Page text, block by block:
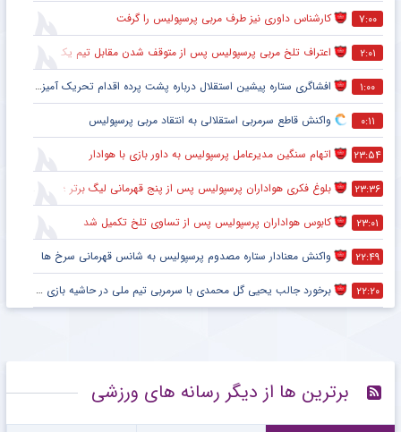
۷:۰۰ کارشناس داوری نیز طرف مربی پرسپولیس را گرفت
۲:۰۱ اعتراف تلخ مربی پرسپولیس پس از متوقف شدن مقابل تیم یک استقلالی
۱:۰۰ افشاگری ستاره پیشین استقلال درباره پشت پرده اقدام تحریک آمیز خود مقابل هواداران پرسپولیس
۰:۱۱ واکنش قاطع سرمربی استقلالی به انتقاد مربی پرسپولیس
۲۳:۵۴ اتهام سنگین مدیرعامل پرسپولیس به داور بازی با هوادار
۲۳:۳۶ بلوغ فکری هواداران پرسپولیس پس از پنج قهرمانی لیگ برتر ؛ اتفاقی تاریخی پس از پایان بازی با هوادار
۲۳:۰۱ کابوس هواداران پرسپولیس پس از تساوی تلخ تکمیل شد
۲۲:۴۹ واکنش معنادار ستاره مصدوم پرسپولیس به شانس قهرمانی سرخ ها
۲۲:۲۰ برخورد جالب یحیی گل محمدی با سرمربی تیم ملی در حاشیه بازی پرسپولیس
برترین ها از دیگر رسانه های ورزشی